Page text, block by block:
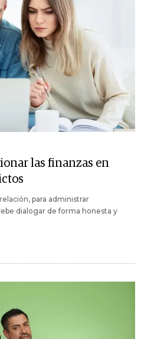
las finanzas en
para administrar
dialogar de forma honesta y